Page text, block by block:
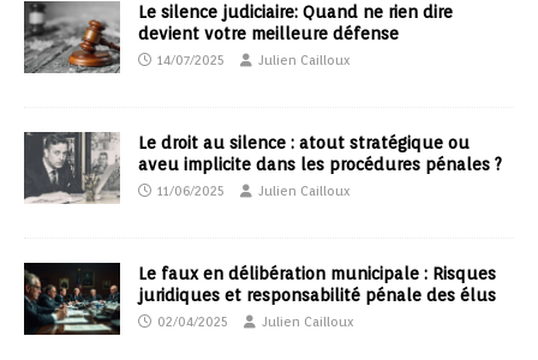
Le silence judiciaire: Quand ne rien dire
devient votre meilleure défense
14/07/2025 Julien Cailloux
Le droit au silence : atout stratégique ou
aveu implicite dans les procédures pénales ?
11/06/2025 Julien Cailloux
Le faux en délibération municipale : Risques
juridiques et responsabilité pénale des élus
02/04/2025 Julien Cailloux